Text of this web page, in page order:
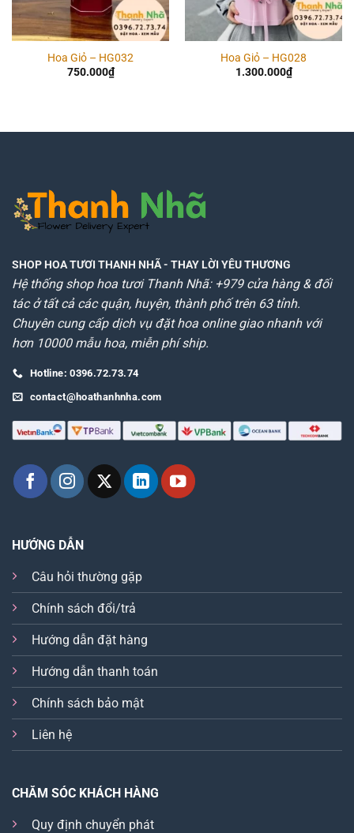
Hoa Giỏ – HG032
750.000₫
Hoa Giỏ – HG028
1.300.000₫
SHOP HOA TƯƠI THANH NHÃ- THAY LỜI YÊU THƯƠNG
Hệ thống shop hoa tươi Thanh Nhã: +979 cửa hàng & đối
tác ở tất cả các quận, huyện, thành phố trên 63 tỉnh.
Chuyên cung cấp dịch vụ đặt hoa online giao nhanh với
hơn 10000 mẫu hoa, miễn phí ship.
Hotline: 0396.72.73.74
contact@hoathanhnha.com
HƯỚNG DẪN
Câu hỏi thường gặp
Chính sách đổi/trả
Hướng dẫn đặt hàng
Hướng dẫn thanh toán
Chính sách bảo mật
Liên hệ
CHĂM SÓC KHÁCH HÀNG
Quy định chuyển phát